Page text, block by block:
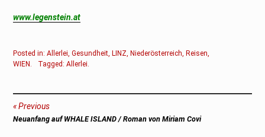
www.legenstein.at
Posted in:Allerlei,Gesundheit,LINZ,Niederösterreich,Reisen,
WIEN. Tagged:Allerlei.
Beitragsnavigation
Previous
Previous
Neuanfang auf WHALE ISLAND / Roman von Miriam Covi